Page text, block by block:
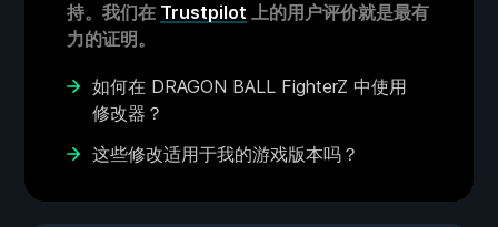
持。我们在 Trustpilot 上的用户评价就是最有
力的证明。
如何在 DRAGON BALL FighterZ 中使用
修改器？
这些修改适用于我的游戏版本吗？